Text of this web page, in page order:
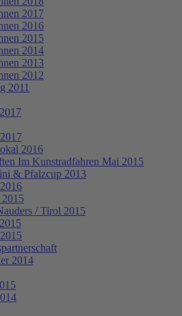
2017
2016
2015
2014
2013
2012
2011
2016
Im Kunstradfahren Mai 2015
& Pfalzcup 2013
2015
/ Tirol 2015
2014